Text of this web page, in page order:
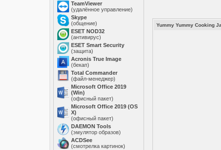
TeamViewer
(удалённое управление)
Skype
(общение)
ESET NOD32
(антивирус)
ESET Smart Security
(защита)
Acronis True Image
(бекап)
Total Commander
(файл-менеджер)
Microsoft Office 2019
(Win)
(офисный пакет)
Microsoft Office 2019 (OS
X)
(офисный пакет)
DAEMON Tools
(эмулятор образов)
ACDSee
(смотрелка картинок)
Yummy Yummy Cooking